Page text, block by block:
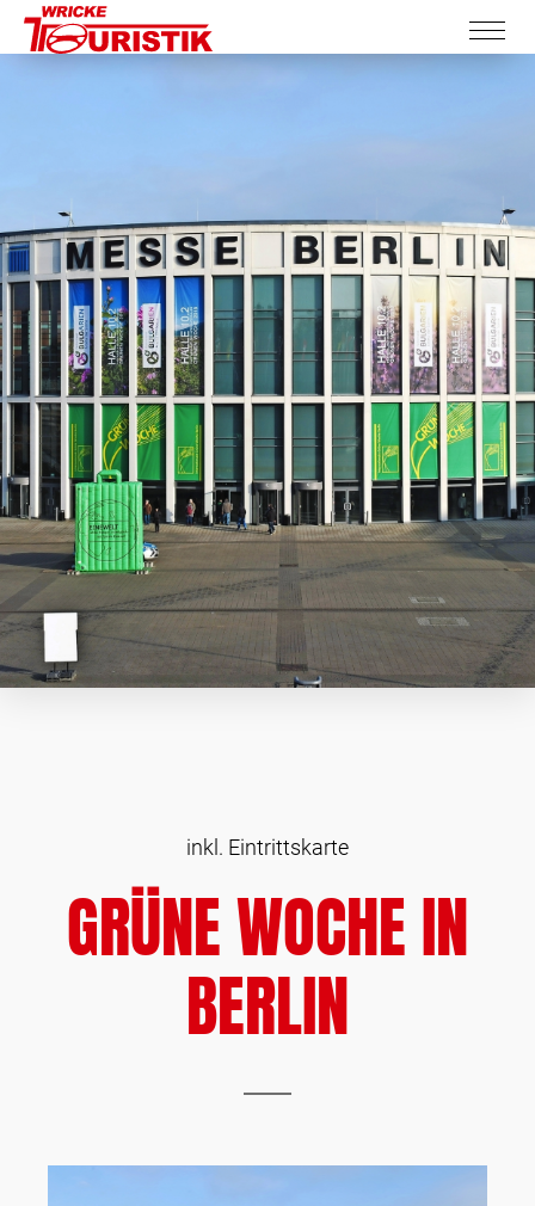
inkl. Eintrittskarte
GRÜNE WOCHE IN
BERLIN